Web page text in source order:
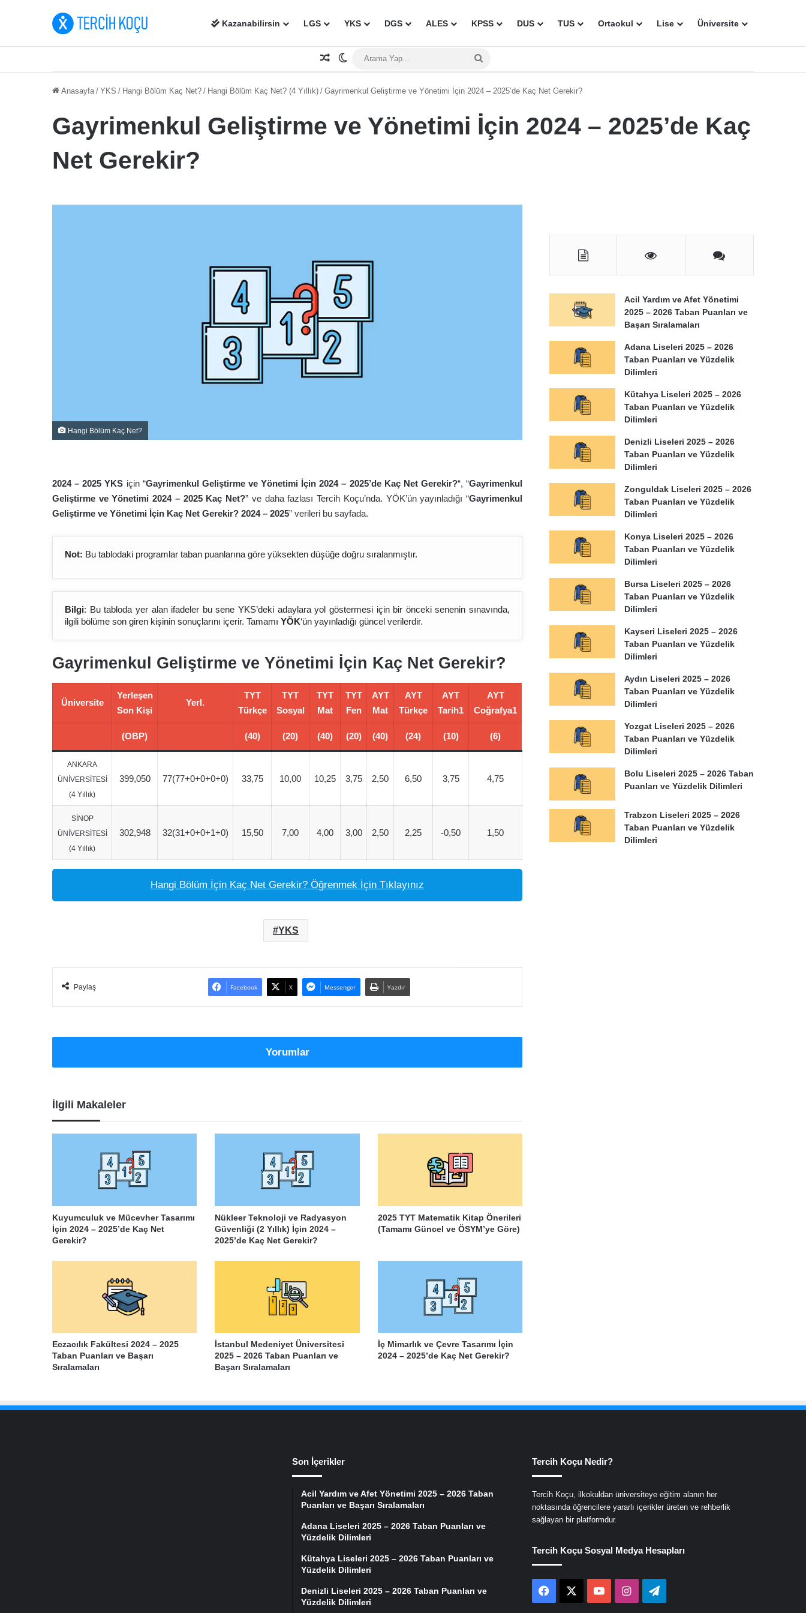
Kazanabilirsin LGS YKS DGS ALES KPSS DUS TUS Ortaokul Lise Üniversite
Rastgele Makale
Dış görünümü değiştir
Anasayfa / YKS / Hangi Bölüm Kaç Net? / Hangi Bölüm Kaç Net? (4 Yıllık) / Gayrimenkul Geliştirme ve Yönetimi İçin 2024 – 2025’de Kaç Net Gerekir?
Gayrimenkul Geliştirme ve Yönetimi İçin 2024 – 2025’de Kaç
Net Gerekir?
Hangi Bölüm Kaç Net?
2024 – 2025 YKS için “Gayrimenkul Geliştirme ve Yönetimi İçin 2024 – 2025’de Kaç Net Gerekir?“, “Gayrimenkul
Geliştirme ve Yönetimi 2024 – 2025 Kaç Net?” ve daha fazlası Tercih Koçu’nda. YÖK’ün yayınladığı “Gayrimenkul
Geliştirme ve Yönetimi İçin Kaç Net Gerekir? 2024 – 2025” verileri bu sayfada.
Not: Bu tablodaki programlar taban puanlarına göre yüksekten düşüğe doğru sıralanmıştır.
Bilgi: Bu tabloda yer alan ifadeler bu sene YKS’deki adaylara yol göstermesi için bir önceki senenin sınavında,
ilgili bölüme son giren kişinin sonuçlarını içerir. Tamamı YÖK‘ün yayınladığı güncel verilerdir.
Gayrimenkul Geliştirme ve Yönetimi İçin Kaç Net Gerekir?
Üniversite
Yerleşen
Son Kişi
Yerl.
TYT
Türkçe
TYT
Sosyal
TYT
Mat
TYT
Fen
AYT
Mat
AYT
Türkçe
AYT
Tarih1
AYT
Coğrafya1
(OBP) (40) (20) (40) (20) (40) (24) (10) (6)
ANKARA
ÜNİVERSİTESİ
(4 Yıllık)
399,050 77(77+0+0+0+0) 33,75 10,00 10,25 3,75 2,50 6,50 3,75 4,75
SİNOP
ÜNİVERSİTESİ
(4 Yıllık)
302,948 32(31+0+0+1+0) 15,50 7,00 4,00 3,00 2,50 2,25 -0,50 1,50
Hangi Bölüm İçin Kaç Net Gerekir? Öğrenmek İçin Tıklayınız
YKS
Paylaş Facebook X Messenger Yazdır
Yorumlar
İlgili Makaleler
Kuyumculuk ve Mücevher Tasarımı
İçin 2024 – 2025’de Kaç Net
Gerekir?
Nükleer Teknoloji ve Radyasyon
Güvenliği (2 Yıllık) İçin 2024 –
2025’de Kaç Net Gerekir?
2025 TYT Matematik Kitap Önerileri
(Tamamı Güncel ve ÖSYM’ye Göre)
Eczacılık Fakültesi 2024 – 2025
Taban Puanları ve Başarı
Sıralamaları
İstanbul Medeniyet Üniversitesi
2025 – 2026 Taban Puanları ve
Başarı Sıralamaları
İç Mimarlık ve Çevre Tasarımı İçin
2024 – 2025’de Kaç Net Gerekir?
Acil Yardım ve Afet Yönetimi
2025 – 2026 Taban Puanları ve
Başarı Sıralamaları
Adana Liseleri 2025 – 2026
Taban Puanları ve Yüzdelik
Dilimleri
Kütahya Liseleri 2025 – 2026
Taban Puanları ve Yüzdelik
Dilimleri
Denizli Liseleri 2025 – 2026
Taban Puanları ve Yüzdelik
Dilimleri
Zonguldak Liseleri 2025 – 2026
Taban Puanları ve Yüzdelik
Dilimleri
Konya Liseleri 2025 – 2026
Taban Puanları ve Yüzdelik
Dilimleri
Bursa Liseleri 2025 – 2026
Taban Puanları ve Yüzdelik
Dilimleri
Kayseri Liseleri 2025 – 2026
Taban Puanları ve Yüzdelik
Dilimleri
Aydın Liseleri 2025 – 2026
Taban Puanları ve Yüzdelik
Dilimleri
Yozgat Liseleri 2025 – 2026
Taban Puanları ve Yüzdelik
Dilimleri
Bolu Liseleri 2025 – 2026 Taban
Puanları ve Yüzdelik Dilimleri
Trabzon Liseleri 2025 – 2026
Taban Puanları ve Yüzdelik
Dilimleri
Son İçerikler
Acil Yardım ve Afet Yönetimi 2025 – 2026 Taban
Puanları ve Başarı Sıralamaları
Adana Liseleri 2025 – 2026 Taban Puanları ve
Yüzdelik Dilimleri
Kütahya Liseleri 2025 – 2026 Taban Puanları ve
Yüzdelik Dilimleri
Denizli Liseleri 2025 – 2026 Taban Puanları ve
Yüzdelik Dilimleri
Tercih Koçu Nedir?
Tercih Koçu, ilkokuldan üniversiteye eğitim alanın her
noktasında öğrencilere yararlı içerikler üreten ve rehberlik
sağlayan bir platformdur.
Tercih Koçu Sosyal Medya Hesapları
Facebook YouTubeInstagramTelegram